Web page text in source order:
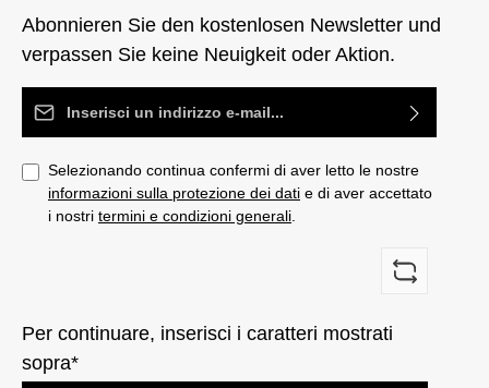
Abonnieren Sie den kostenlosen Newsletter und
verpassen Sie keine Neuigkeit oder Aktion.
Indirizzo e-mail*
Selezionando continua confermi di aver letto le nostre
informazioni sulla protezione dei dati e di aver accettato
i nostri termini e condizioni generali
Per continuare, inserisci i caratteri mostrati
sopra*